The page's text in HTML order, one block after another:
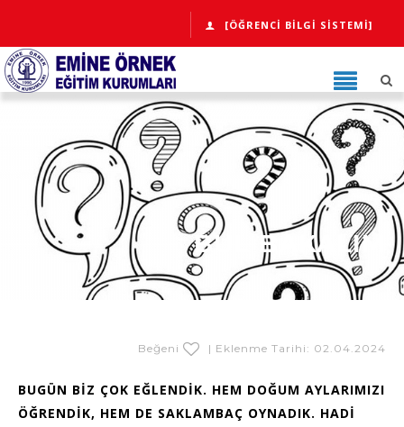
[ÖĞRENCI BILGI SISTEMI]
BUL BAKALIM
Beğeni | Eklenme Tarihi: 02.04.2024
BUGÜN BİZ ÇOK EĞLENDİK. HEM DOĞUM AYLARIMIZI
ÖĞRENDİK, HEM DE SAKLAMBAÇ OYNADIK. HADİ